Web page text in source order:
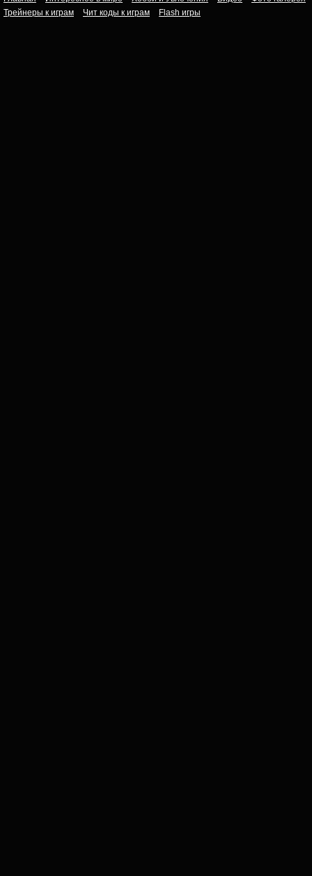
Трейнеры к играм
Чит коды к играм Flash игры